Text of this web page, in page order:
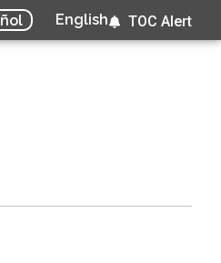
English TOC Alert